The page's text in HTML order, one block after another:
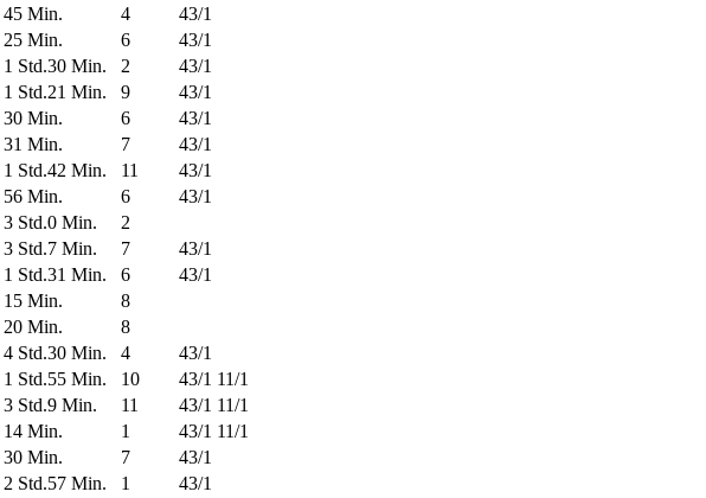
45 Min. 4
43/1
25 Min. 6
43/1
1 Std.30 Min. 2
43/1
1 Std.21 Min. 9
43/1
30 Min. 6
43/1
31 Min. 7
43/1
1 Std.42 Min. 11
43/1
56 Min. 6
43/1
3 Std.0 Min.
2
3 Std.7 Min. 7
43/1
1 Std.31 Min. 6
43/1
15 Min.
8
20 Min.
8
4 Std.30 Min. 4
43/1
1 Std.55 Min. 10 43/1 11/1
3 Std.9 Min. 11 43/1 11/1
14 Min. 1 43/1 11/1
30 Min. 7
43/1
2 Std.57 Min. 1
43/1